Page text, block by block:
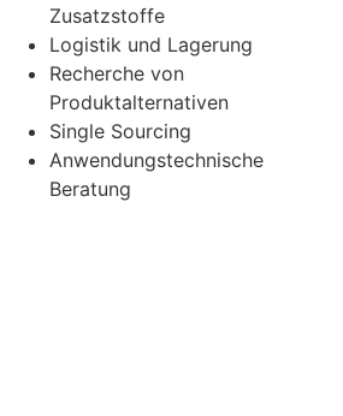
Zusatzstoffe
Logistik und Lagerung
Recherche von
Produktalternativen
Single Sourcing
Anwendungstechnische
Beratung